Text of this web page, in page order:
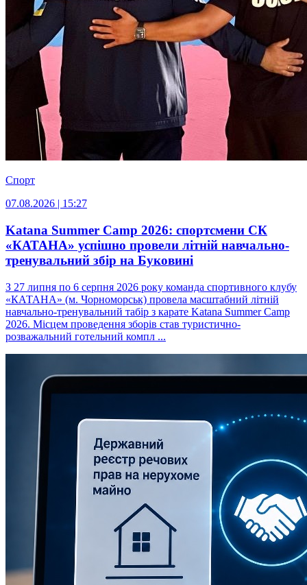
Спорт
07.08.2026 | 15:27
Katana Summer Camp 2026: спортсмени СК
«КАТАНА» успішно провели літній навчально-
тренувальний збір на Буковині
З 27 липня по 6 серпня 2026 року команда спортивного клубу
«КАТАНА» (м. Чорноморськ) провела масштабний літній
навчально-тренувальний табір з карате Katana Summer Camp
2026. Місцем проведення зборів став туристично-
розважальний готельний компл ...